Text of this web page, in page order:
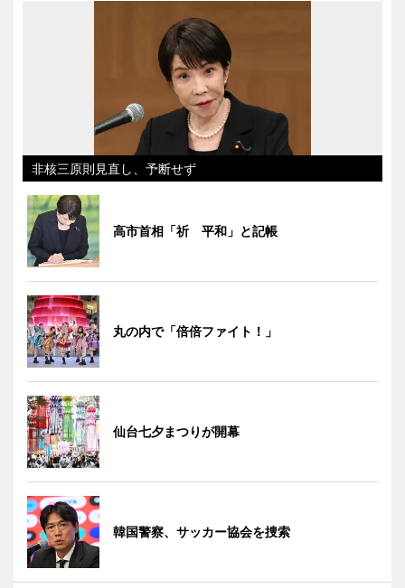
非核三原則見直し、予断せず
高市首相「祈 平和」と記帳
丸の内で「倍倍ファイト！」
仙台七夕まつりが開幕
韓国警察、サッカー協会を捜索